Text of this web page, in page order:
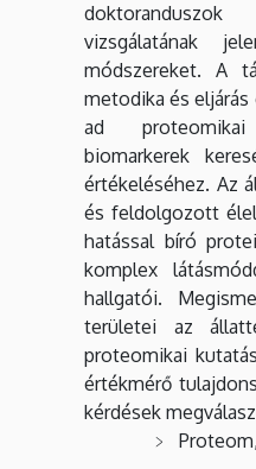
vizsgálatának
módszereket. A
metodika és
ad proteomikai
biomarkerek
értékeléséhez. Az
és feldolgozott
hatással bíró
komplex
hallgatói.
területei az
proteomikai
értékmérő
kérdések